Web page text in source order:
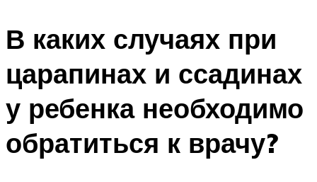
В каких случаях при
царапинах и ссадинах
у ребенка необходимо
обратиться к врачу?